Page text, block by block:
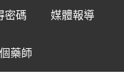
密碼 媒體報導
藥師